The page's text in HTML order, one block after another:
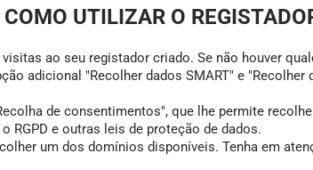
COMO UTILIZAR O
ao seu registador criado. Se não houver
adicional "Recolher dados SMART" e
de consentimentos", que lhe permite
RGPD e outras leis de proteção de dados.
um dos domínios disponíveis. Tenha em